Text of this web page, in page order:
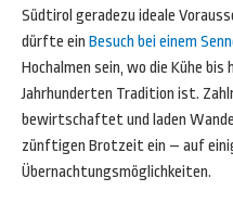
Südtirol geradezu ideale
dürfte ein Besuch bei einem
Hochalmen sein, wo die Kühe
Jahrhunderten Tradition ist.
bewirtschaftet und laden
zünftigen Brotzeit ein – auf
Übernachtungsmöglichkeiten.